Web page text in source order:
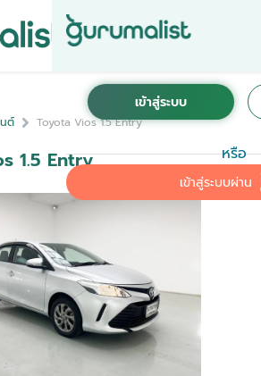
หรือ
เข้าสู่ระบบผ่าน
ต์ Toyota Vios 1.5 Entry
1.5 Entry